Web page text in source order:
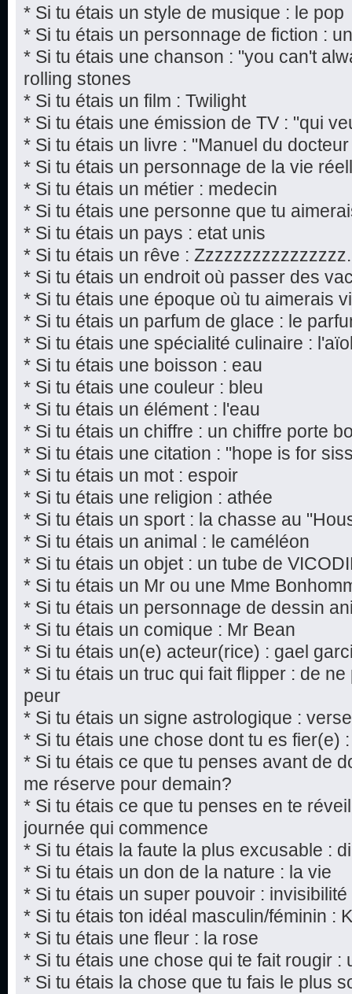
* Si tu étais un style de musique : le pop
* Si tu étais un personnage de fiction :
* Si tu étais une chanson : "you can't
rolling stones
* Si tu étais un film : Twilight
* Si tu étais une émission de TV : "qui
* Si tu étais un livre : "Manuel du
* Si tu étais un personnage de la vie
* Si tu étais un métier : medecin
* Si tu étais une personne que tu
* Si tu étais un pays : etat unis
* Si tu étais un rêve :
* Si tu étais un endroit où passer des
* Si tu étais une époque où tu aimerais
* Si tu étais un parfum de glace : le
* Si tu étais une spécialité culinaire :
* Si tu étais une boisson : eau
* Si tu étais une couleur : bleu
* Si tu étais un élément : l'eau
* Si tu étais un chiffre : un chiffre porte
* Si tu étais une citation : "hope is for
* Si tu étais un mot : espoir
* Si tu étais une religion : athée
* Si tu étais un sport : la chasse au
* Si tu étais un animal : le caméléon
* Si tu étais un objet : un tube de
* Si tu étais un Mr ou une Mme
* Si tu étais un personnage de dessin
* Si tu étais un comique : Mr Bean
* Si tu étais un(e) acteur(rice) : gael
* Si tu étais un truc qui fait flipper : de
peur
* Si tu étais un signe astrologique :
* Si tu étais une chose dont tu es fier(e)
* Si tu étais ce que tu penses avant de
me réserve pour demain?
* Si tu étais ce que tu penses en te
journée qui commence
* Si tu étais la faute la plus excusable :
* Si tu étais un don de la nature : la vie
* Si tu étais un super pouvoir : invisibilité
* Si tu étais ton idéal masculin/féminin :
* Si tu étais une fleur : la rose
* Si tu étais une chose qui te fait rougir :
* Si tu étais la chose que tu fais le plus